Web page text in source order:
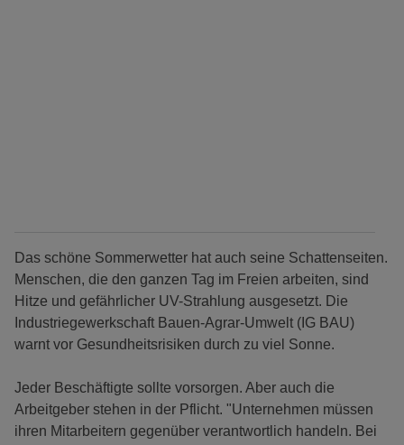
Das schöne Sommerwetter hat auch seine Schattenseiten.
Menschen, die den ganzen Tag im Freien arbeiten, sind
Hitze und gefährlicher UV-Strahlung ausgesetzt. Die
Industriegewerkschaft Bauen-Agrar-Umwelt (IG BAU)
warnt vor Gesundheitsrisiken durch zu viel Sonne.
Jeder Beschäftigte sollte vorsorgen. Aber auch die
Arbeitgeber stehen in der Pflicht. "Unternehmen müssen
ihren Mitarbeitern gegenüber verantwortlich handeln. Bei